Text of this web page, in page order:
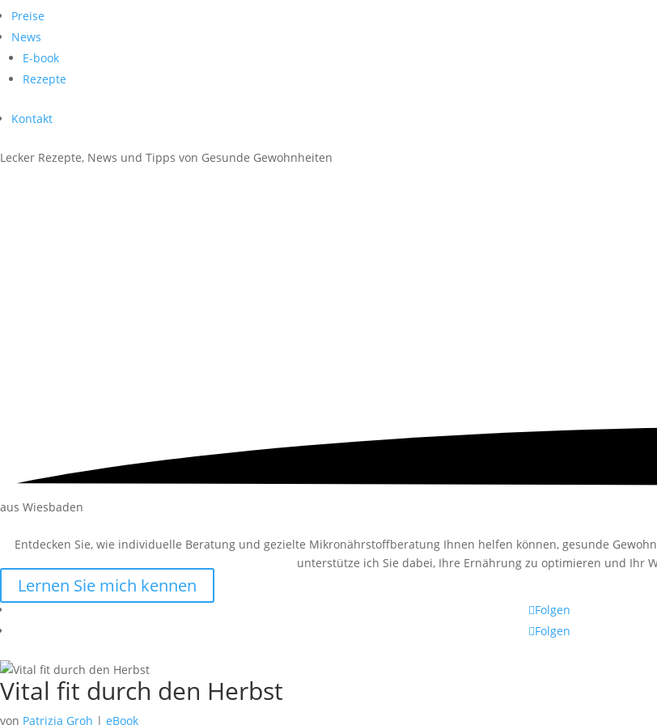
Preise
News
E-book
Rezepte
Kontakt
Lecker Rezepte, News und Tipps von Gesunde Gewohnheiten
aus Wiesbaden
Entdecken Sie, wie individuelle Beratung und gezielte Mikronährstoffberatung Ihnen helfen können, gesunde
unterstütze ich Sie dabei, Ihre Ernährung zu optimieren und Ihr
Lernen Sie mich kennen
Folgen
Folgen
Vital fit durch den Herbst
von Patrizia Groh | eBook